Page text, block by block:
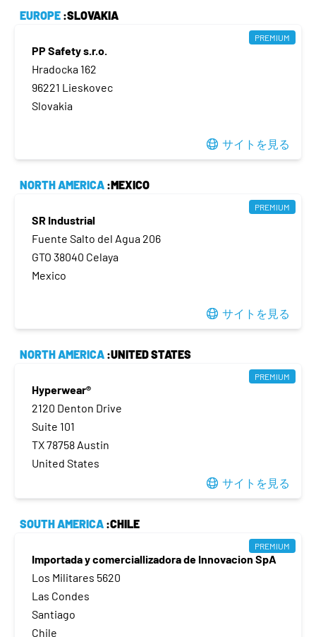
EUROPE :SLOVAKIA
PREMIUM
PP Safety s.r.o.
Hradocka 162
96221 Lieskovec
Slovakia
サイトを見る
NORTH AMERICA :MEXICO
PREMIUM
SR Industrial
Fuente Salto del Agua 206
GTO 38040 Celaya
Mexico
サイトを見る
NORTH AMERICA :UNITED STATES
PREMIUM
Hyperwear®
2120 Denton Drive
Suite 101
TX 78758 Austin
United States
サイトを見る
SOUTH AMERICA :CHILE
PREMIUM
Importada y comerciallizadora de Innovacion SpA
Los Militares 5620
Las Condes
Santiago
Chile